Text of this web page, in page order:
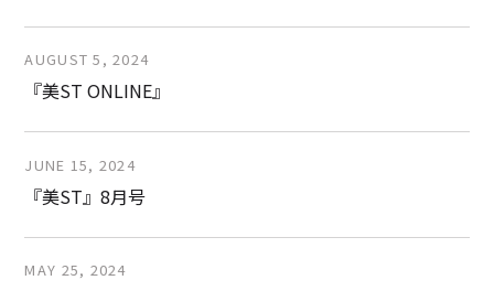
AUGUST 5, 2024
『美ST ONLINE』
JUNE 15, 2024
『美ST』8月号
MAY 25, 2024